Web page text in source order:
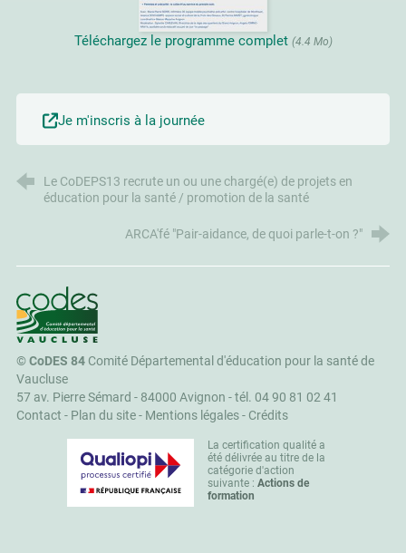
Téléchargez le programme complet (4.4 Mo)
Je m'inscris à la journée
Le CoDEPS13 recrute un ou une chargé(e) de projets en
éducation pour la santé / promotion de la santé
ARCA'fé "Pair-aidance, de quoi parle-t-on ?"
CoDES 84
©CoDES 84Comité Départemental d'éducation pour la santé de
Vaucluse
57 av. Pierre Sémard - 84000 Avignon -tél. 04 90 81 02 41
Contact - Plan du site- Mentions légales- Crédits
La certification qualité a
été délivrée au titre de la
catégorie d'action
suivante : Actions de
formation